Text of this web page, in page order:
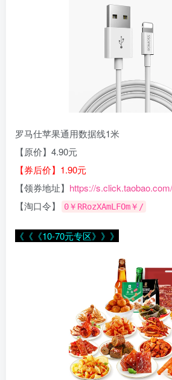
罗马仕苹果通用数据线1米
【原价】4.90元
【券后价】1.90元
【领券地址】 https://
【淘口令】
0￥RRozXAmLFOm￥/
《《《10-70元专区》》》